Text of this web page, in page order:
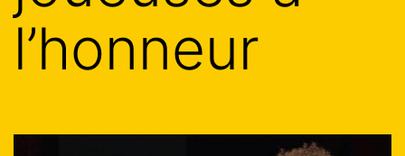
l’honneur